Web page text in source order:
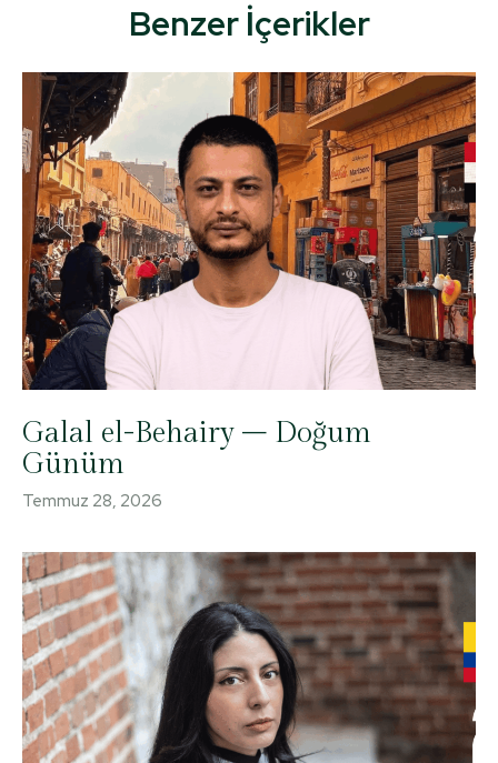
Benzer İçerikler
Galal el-Behairy – Doğum
Günüm
Temmuz 28, 2026